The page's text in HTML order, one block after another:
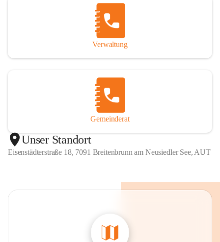
Verwaltung
Gemeinderat
Unser Standort
Eisenstädterstraße 18, 7091 Breitenbrunn am Neusiedler See, AUT